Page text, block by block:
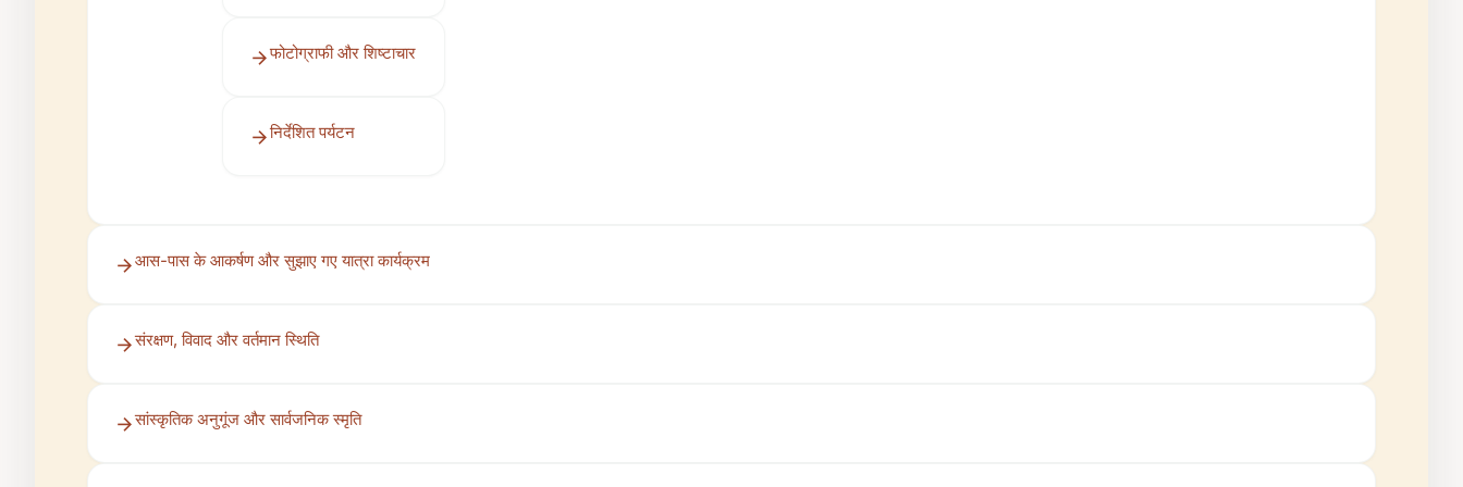
फोटोग्राफी और शिष्टाचार
निर्देशित पर्यटन
आस-पास के आकर्षण और सुझाए गए यात्रा कार्यक्रम
संरक्षण, विवाद और वर्तमान स्थिति
सांस्कृतिक अनुगूंज और सार्वजनिक स्मृति